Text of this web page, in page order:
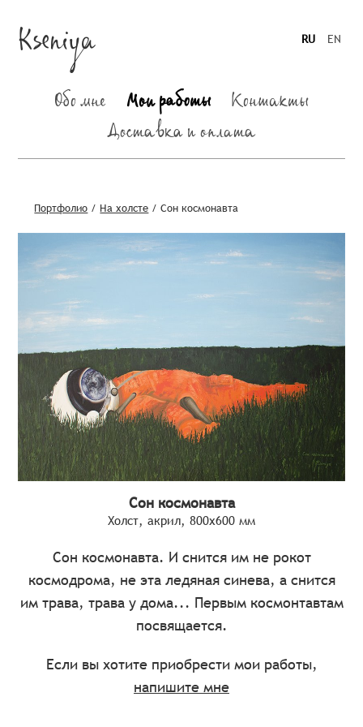
Kseniya RU EN
Обо мне Мои работы Контакты
Доставка и оплата
Портфолио / На холсте /Сон космонавта
Сон космонавта
Холст, акрил, 800х600 мм
Сон космонавта. И снится им не рокот
космодрома, не эта ледяная синева, а снится
им трава, трава у дома... Первым космонтавтам
посвящается.
Если вы хотите приобрести мои работы,
напишите мне